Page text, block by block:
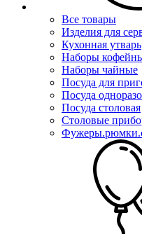
Все товары
Изделия для
Кухонная утварь
Наборы
Наборы чайные
Посуда для
Посуда
Посуда столовая
Столовые